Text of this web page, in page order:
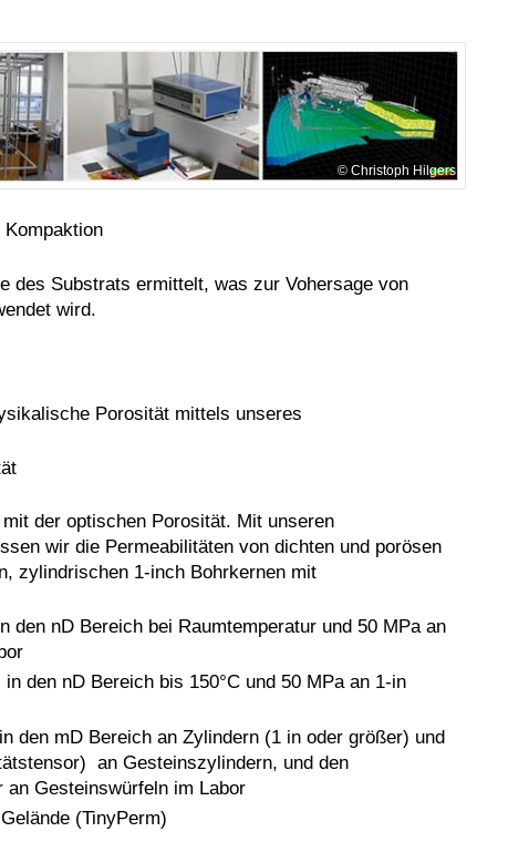
Christoph Hilgers
des Substrats ermittelt, was zur Vohersage von
wird.
Porosität mittels unseres
der optischen Porosität. Mit unseren
wir die Permeabilitäten von dichten und porösen
zylindrischen 1-inch Bohrkernen mit
den nD Bereich bei Raumtemperatur und 50 MPa an
den nD Bereich bis 150°C und 50 MPa an 1-in
den mD Bereich an Zylindern (1 in oder größer) und
an Gesteinszylindern, und den
an Gesteinswürfeln im Labor
(TinyPerm)